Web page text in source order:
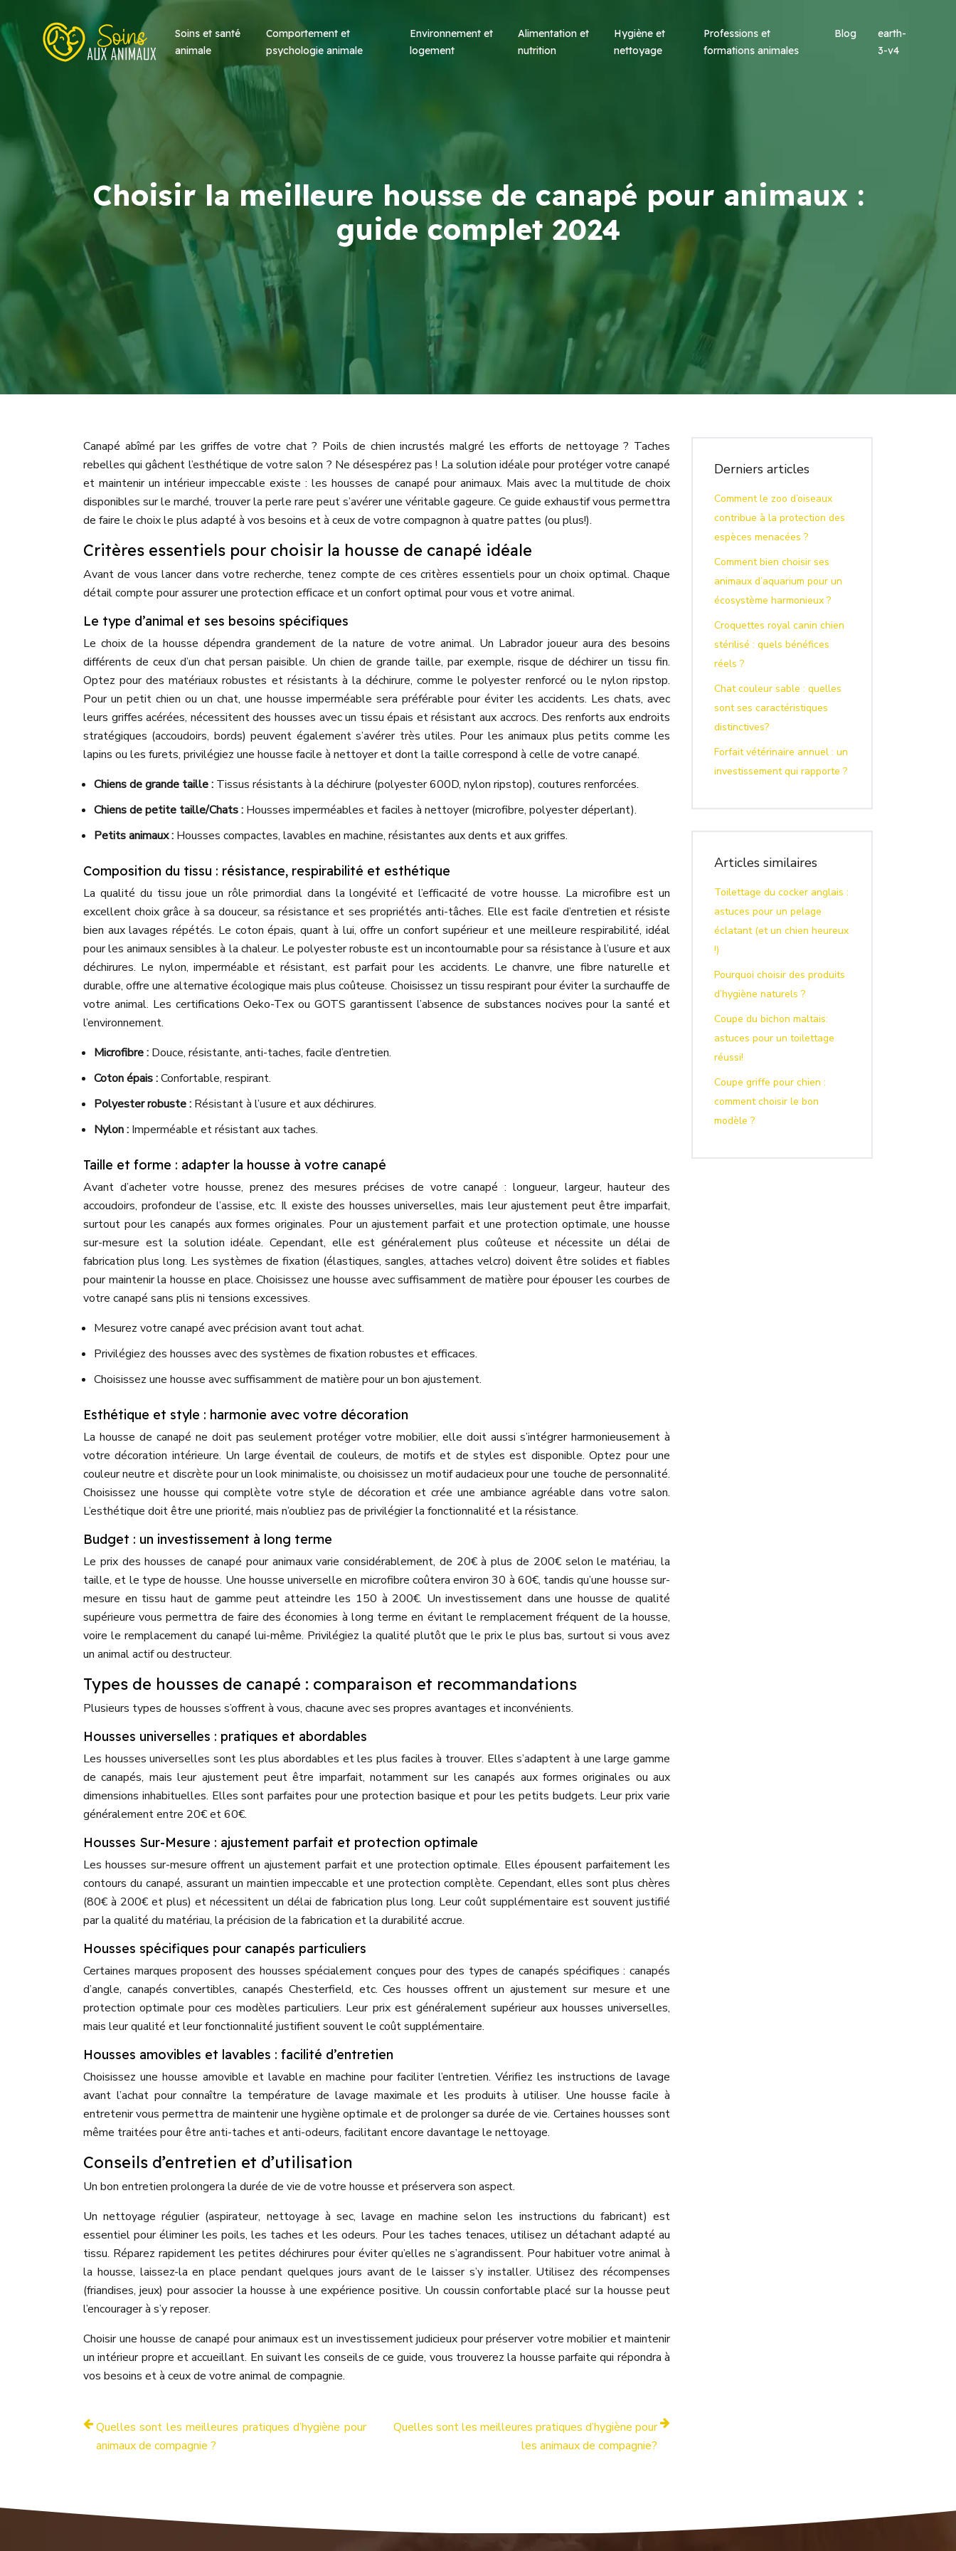
Soins et santé
animale
Comportement et
psychologie animale
Environnement et
logement
Alimentation et
nutrition
Hygiène et
nettoyage
Professions et
formations animales
Blog
earth-
3-v4
Choisir la meilleure housse de canapé pour animaux :
guide complet 2024
Canapé abîmé par les griffes de votre chat ? Poils de chien incrustés malgré les efforts de nettoyage ? Taches
rebelles qui gâchent l’esthétique de votre salon ? Ne désespérez pas ! La solution idéale pour protéger votre canapé
et maintenir un intérieur impeccable existe : les housses de canapé pour animaux. Mais avec la multitude de choix
disponibles sur le marché, trouver la perle rare peut s’avérer une véritable gageure. Ce guide exhaustif vous permettra
de faire le choix le plus adapté à vos besoins et à ceux de votre compagnon à quatre pattes (ou plus!).
Critères essentiels pour choisir la housse de canapé idéale
Avant de vous lancer dans votre recherche, tenez compte de ces critères essentiels pour un choix optimal. Chaque
détail compte pour assurer une protection efficace et un confort optimal pour vous et votre animal.
Le type d’animal et ses besoins spécifiques
Le choix de la housse dépendra grandement de la nature de votre animal. Un Labrador joueur aura des besoins
différents de ceux d’un chat persan paisible. Un chien de grande taille, par exemple, risque de déchirer un tissu fin.
Optez pour des matériaux robustes et résistants à la déchirure, comme le polyester renforcé ou le nylon ripstop.
Pour un petit chien ou un chat, une housse imperméable sera préférable pour éviter les accidents. Les chats, avec
leurs griffes acérées, nécessitent des housses avec un tissu épais et résistant aux accrocs. Des renforts aux endroits
stratégiques (accoudoirs, bords) peuvent également s’avérer très utiles. Pour les animaux plus petits comme les
lapins ou les furets, privilégiez une housse facile à nettoyer et dont la taille correspond à celle de votre canapé.
Chiens de grande taille : Tissus résistants à la déchirure (polyester 600D, nylon ripstop), coutures renforcées.
Chiens de petite taille/Chats : Housses imperméables et faciles à nettoyer (microfibre, polyester déperlant).
Petits animaux : Housses compactes, lavables en machine, résistantes aux dents et aux griffes.
Composition du tissu : résistance, respirabilité et esthétique
La qualité du tissu joue un rôle primordial dans la longévité et l’efficacité de votre housse. La microfibre est un
excellent choix grâce à sa douceur, sa résistance et ses propriétés anti-tâches. Elle est facile d’entretien et résiste
bien aux lavages répétés. Le coton épais, quant à lui, offre un confort supérieur et une meilleure respirabilité, idéal
pour les animaux sensibles à la chaleur. Le polyester robuste est un incontournable pour sa résistance à l’usure et aux
déchirures. Le nylon, imperméable et résistant, est parfait pour les accidents. Le chanvre, une fibre naturelle et
durable, offre une alternative écologique mais plus coûteuse. Choisissez un tissu respirant pour éviter la surchauffe de
votre animal. Les certifications Oeko-Tex ou GOTS garantissent l’absence de substances nocives pour la santé et
l’environnement.
Microfibre : Douce, résistante, anti-taches, facile d’entretien.
Coton épais :Confortable, respirant.
Polyester robuste : Résistant à l’usure et aux déchirures.
Nylon : Imperméable et résistant aux taches.
Taille et forme : adapter la housse à votre canapé
Avant d’acheter votre housse, prenez des mesures précises de votre canapé : longueur, largeur, hauteur des
accoudoirs, profondeur de l’assise, etc. Il existe des housses universelles, mais leur ajustement peut être imparfait,
surtout pour les canapés aux formes originales. Pour un ajustement parfait et une protection optimale, une housse
sur-mesure est la solution idéale. Cependant, elle est généralement plus coûteuse et nécessite un délai de
fabrication plus long. Les systèmes de fixation (élastiques, sangles, attaches velcro) doivent être solides et fiables
pour maintenir la housse en place. Choisissez une housse avec suffisamment de matière pour épouser les courbes de
votre canapé sans plis ni tensions excessives.
Mesurez votre canapé avec précision avant tout achat.
Privilégiez des housses avec des systèmes de fixation robustes et efficaces.
Choisissez une housse avec suffisamment de matière pour un bon ajustement.
Esthétique et style : harmonie avec votre décoration
La housse de canapé ne doit pas seulement protéger votre mobilier, elle doit aussi s’intégrer harmonieusement à
votre décoration intérieure. Un large éventail de couleurs, de motifs et de styles est disponible. Optez pour une
couleur neutre et discrète pour un look minimaliste, ou choisissez un motif audacieux pour une touche de personnalité.
Choisissez une housse qui complète votre style de décoration et crée une ambiance agréable dans votre salon.
L’esthétique doit être une priorité, mais n’oubliez pas de privilégier la fonctionnalité et la résistance.
Budget : un investissement à long terme
Le prix des housses de canapé pour animaux varie considérablement, de 20€ à plus de 200€ selon le matériau, la
taille, et le type de housse. Une housse universelle en microfibre coûtera environ 30 à 60€, tandis qu’une housse sur-
mesure en tissu haut de gamme peut atteindre les 150 à 200€. Un investissement dans une housse de qualité
supérieure vous permettra de faire des économies à long terme en évitant le remplacement fréquent de la housse,
voire le remplacement du canapé lui-même. Privilégiez la qualité plutôt que le prix le plus bas, surtout si vous avez
un animal actif ou destructeur.
Types de housses de canapé : comparaison et recommandations
Plusieurs types de housses s’offrent à vous, chacune avec ses propres avantages et inconvénients.
Housses universelles : pratiques et abordables
Les housses universelles sont les plus abordables et les plus faciles à trouver. Elles s’adaptent à une large gamme
de canapés, mais leur ajustement peut être imparfait, notamment sur les canapés aux formes originales ou aux
dimensions inhabituelles. Elles sont parfaites pour une protection basique et pour les petits budgets. Leur prix varie
généralement entre 20€ et 60€.
Housses Sur-Mesure : ajustement parfait et protection optimale
Les housses sur-mesure offrent un ajustement parfait et une protection optimale. Elles épousent parfaitement les
contours du canapé, assurant un maintien impeccable et une protection complète. Cependant, elles sont plus chères
(80€ à 200€ et plus) et nécessitent un délai de fabrication plus long. Leur coût supplémentaire est souvent justifié
par la qualité du matériau, la précision de la fabrication et la durabilité accrue.
Housses spécifiques pour canapés particuliers
Certaines marques proposent des housses spécialement conçues pour des types de canapés spécifiques : canapés
d’angle, canapés convertibles, canapés Chesterfield, etc. Ces housses offrent un ajustement sur mesure et une
protection optimale pour ces modèles particuliers. Leur prix est généralement supérieur aux housses universelles,
mais leur qualité et leur fonctionnalité justifient souvent le coût supplémentaire.
Housses amovibles et lavables : facilité d’entretien
Choisissez une housse amovible et lavable en machine pour faciliter l’entretien. Vérifiez les instructions de lavage
avant l’achat pour connaître la température de lavage maximale et les produits à utiliser. Une housse facile à
entretenir vous permettra de maintenir une hygiène optimale et de prolonger sa durée de vie. Certaines housses sont
même traitées pour être anti-taches et anti-odeurs, facilitant encore davantage le nettoyage.
Conseils d’entretien et d’utilisation
Un bon entretien prolongera la durée de vie de votre housse et préservera son aspect.
Un nettoyage régulier (aspirateur, nettoyage à sec, lavage en machine selon les instructions du fabricant) est
essentiel pour éliminer les poils, les taches et les odeurs. Pour les taches tenaces, utilisez un détachant adapté au
tissu. Réparez rapidement les petites déchirures pour éviter qu’elles ne s’agrandissent. Pour habituer votre animal à
la housse, laissez-la en place pendant quelques jours avant de le laisser s’y installer. Utilisez des récompenses
(friandises, jeux) pour associer la housse à une expérience positive. Un coussin confortable placé sur la housse peut
l’encourager à s’y reposer.
Choisir une housse de canapé pour animaux est un investissement judicieux pour préserver votre mobilier et maintenir
un intérieur propre et accueillant. En suivant les conseils de ce guide, vous trouverez la housse parfaite qui répondra à
vos besoins et à ceux de votre animal de compagnie.
Quelles sont les meilleures pratiques d’hygiène pour
animaux de compagnie ?
Quelles sont les meilleures pratiques d’hygiène pour
les animaux de compagnie?
Derniers articles
Comment le zoo d’oiseaux
contribue à la protection des
espèces menacées ?
Comment bien choisir ses
animaux d’aquarium pour un
écosystème harmonieux ?
Croquettes royal canin chien
stérilisé : quels bénéfices
réels ?
Chat couleur sable : quelles
sont ses caractéristiques
distinctives?
Forfait vétérinaire annuel : un
investissement qui rapporte ?
Articles similaires
Toilettage du cocker anglais :
astuces pour un pelage
éclatant (et un chien heureux
!)
Pourquoi choisir des produits
d’hygiène naturels ?
Coupe du bichon maltais:
astuces pour un toilettage
réussi!
Coupe griffe pour chien :
comment choisir le bon
modèle ?